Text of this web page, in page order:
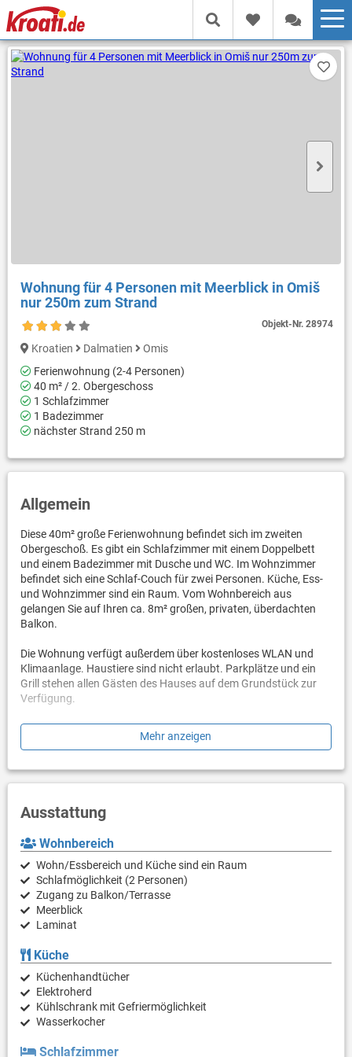
Wohnung für 4 Personen mit Meerblick in Omiš
nur 250m zum Strand
Objekt-Nr.28974
Kroatien Dalmatien
Omis
Ferienwohnung (2-4 Personen)
40 m² / 2. Obergeschoss
1 Schlafzimmer
1 Badezimmer
nächster Strand 250 m
Allgemein
Diese 40m² große Ferienwohnung befindet sich im zweiten
Obergeschoß. Es gibt ein Schlafzimmer mit einem Doppelbett
und einem Badezimmer mit Dusche und WC. Im Wohnzimmer
befindet sich eine Schlaf-Couch für zwei Personen. Küche, Ess-
und Wohnzimmer sind ein Raum. Vom Wohnbereich aus
gelangen Sie auf Ihren ca. 8m² großen, privaten, überdachten
Balkon.
Die Wohnung verfügt außerdem über kostenloses WLAN und
Klimaanlage. Haustiere sind nicht erlaubt. Parkplätze und ein
Grill stehen allen Gästen des Hauses auf dem Grundstück zur
Verfügung.
Der Kieselstrand "Nemira" ist nur ca. 250 m von der Unterkunft
entfernt und das Zentrum von Omis ist in nur 2500 m zu
Mehr anzeigen
Ausstattung
Wohnbereich
Wohn/Essbereich und Küche sind ein Raum
Schlafmöglichkeit (2 Personen)
Zugang zu Balkon/Terrasse
Meerblick
Laminat
Küche
Küchenhandtücher
Elektroherd
Kühlschrank mit Gefriermöglichkeit
Wasserkocher
Schlafzimmer